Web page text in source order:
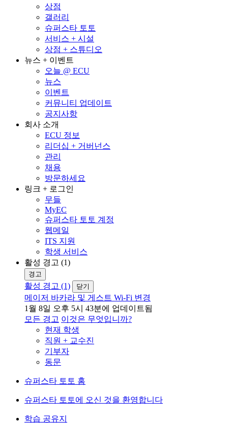
상점
갤러리
슈퍼스타 토토
서비스 + 시설
상점 + 스튜디오
뉴스 + 이벤트
오늘 @ ECU
뉴스
이벤트
커뮤니티 업데이트
공지사항
회사 소개
ECU 정보
리더십 + 거버넌스
관리
채용
방문하세요
링크 + 로그인
무들
MyEC
슈퍼스타 토토 계정
웹메일
ITS 지원
학생 서비스
활성 경고 (1)
경고
활성 경고 (1) 닫기
메이저 바카라 및 게스트 Wi-Fi 변경
1월 8일 오후 5시 43분에 업데이트됨
모든 경고 이것은 무엇입니까?
현재 학생
직원 + 교수진
기부자
동문
슈퍼스타 토토 홈
슈퍼스타 토토에 오신 것을 환영합니다
학습 공유지